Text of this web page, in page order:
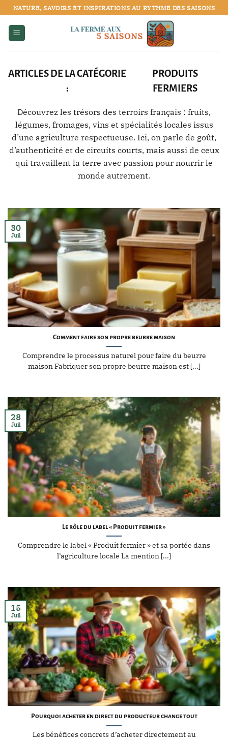
Passer
au
contenu
NATURE, SAVOIRS ET INSPIRATIONS AU RYTHME DES SAISONS
PRODUITS
FERMIERS
Découvrez les trésors des terroirs français : fruits,
légumes, fromages, vins et spécialités locales issus
d’une agriculture respectueuse. Ici, on parle de goût,
d’authenticité et de circuits courts, mais aussi de ceux
qui travaillent la terre avec passion pour nourrir le
monde autrement.
Comment faire son propre beurre maison
Comprendre le processus naturel pour faire du beurre
maison Fabriquer son propre beurre maison est [...]
30
Juil
Le rôle du label « Produit fermier »
Comprendre le label « Produit fermier » et sa portée dans
l’agriculture locale La mention [...]
28
Juil
Pourquoi acheter en direct du producteur change tout
Les bénéfices concrets d’acheter directement au
15
Juil